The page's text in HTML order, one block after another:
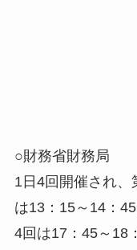
○財務省財務局
1日4回開催され、
は13：15～14：
4回は17：45～18